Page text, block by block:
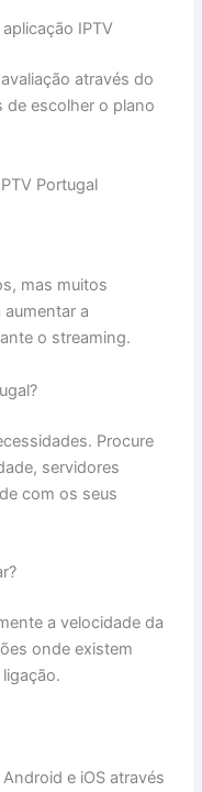
IPTV
através do
de escolher o plano
Portugal
mas muitos
aumentar a
o streaming.
Procure
servidores
com os seus
a velocidade da
onde existem
e iOS através